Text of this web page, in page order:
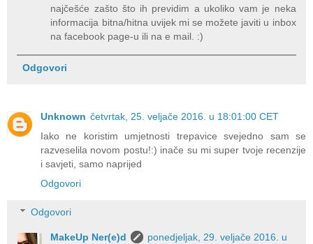
najčešće zašto što ih previdim a ukoliko vam je neka
informacija bitna/hitna uvijek mi se možete javiti u inbox
na facebook page-u ili na e mail. :)
Odgovori
Unknown četvrtak, 25. veljače 2016. u 18:01:00 CET
Iako ne koristim umjetnosti trepavice svejedno sam se
razveselila novom postu!:) inače su mi super tvoje recenzije
i savjeti, samo naprijed
Odgovori
Odgovori
MakeUp Ner(e)d
ponedjeljak, 29. veljače 2016. u